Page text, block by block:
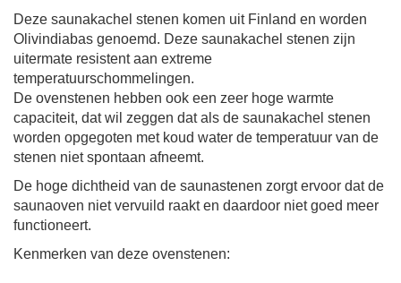
Deze saunakachel stenen komen uit Finland en worden
Olivindiabas genoemd. Deze saunakachel stenen zijn
uitermate resistent aan extreme
temperatuurschommelingen.
De ovenstenen hebben ook een zeer hoge warmte
capaciteit, dat wil zeggen dat als de saunakachel stenen
worden opgegoten met koud water de temperatuur van de
stenen niet spontaan afneemt.
De hoge dichtheid van de saunastenen zorgt ervoor dat de
saunaoven niet vervuild raakt en daardoor niet goed meer
functioneert.
Kenmerken van deze ovenstenen: